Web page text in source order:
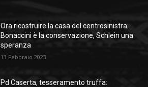
Ora ricostruire la casa del centrosinistra:
Bonaccini è la conservazione, Schlein una
speranza
13 Febbraio 2023
Pd Caserta, tesseramento truffa: